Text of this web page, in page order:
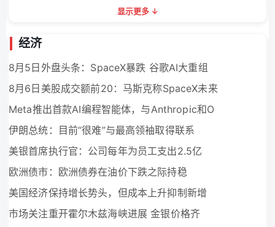
1 4 5 6 7 8 9 1
显示更多
经济
8月5日外盘头条：SpaceX暴跌 谷歌AI大重组
8月6日美股成交额前20：马斯克称SpaceX未来
Meta推出首款AI编程智能体，与Anthropic和O
伊朗总统：目前“很难”与最高领袖取得联系
美银首席执行官：公司每年为员工支出2.5亿
欧洲债市：欧洲债券在油价下跌之际持稳
美国经济保持增长势头，但成本上升抑制新增
市场关注重开霍尔木兹海峡进展 金银价格齐